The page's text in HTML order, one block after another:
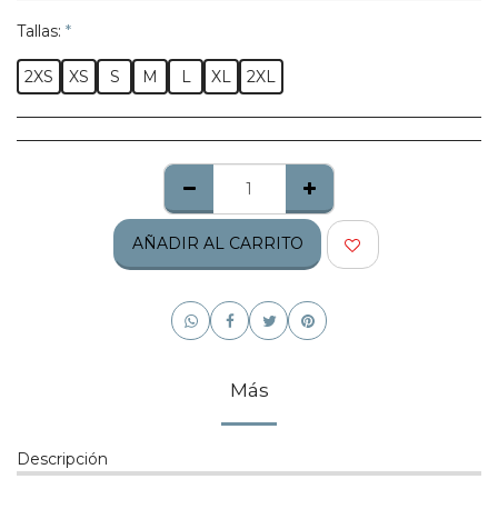
Tallas: *
2XS XS S M L XL 2XL
AÑADIR AL CARRITO
Más
Descripción